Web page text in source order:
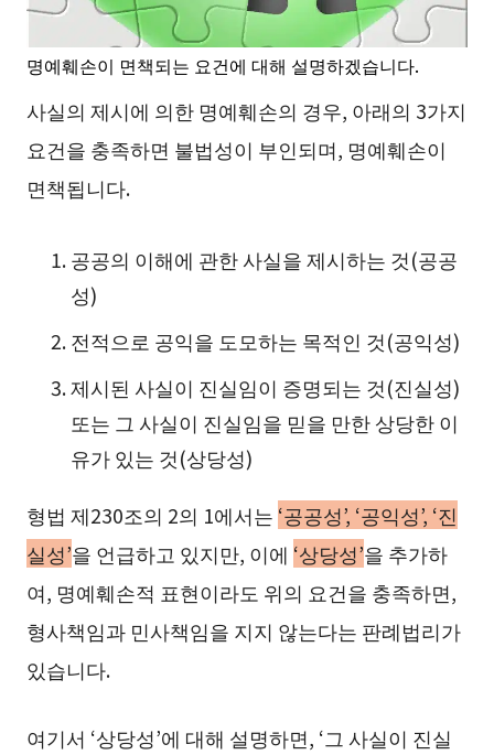
명예훼손이 면책되는 요건에 대해 설명하겠습니다.
사실의 제시에 의한 명예훼손의 경우, 아래의 3가지
요건을 충족하면 불법성이 부인되며, 명예훼손이
면책됩니다.
공공의 이해에 관한 사실을 제시하는 것(공공
성)
전적으로 공익을 도모하는 목적인 것(공익성)
제시된 사실이 진실임이 증명되는 것(진실성)
또는 그 사실이 진실임을 믿을 만한 상당한 이
유가 있는 것(상당성)
형법 제230조의 2의 1에서는 ‘공공성’, ‘공익성’, ‘진
실성’을 언급하고 있지만, 이에 ‘상당성’을 추가하
여, 명예훼손적 표현이라도 위의 요건을 충족하면,
형사책임과 민사책임을 지지 않는다는 판례법리가
있습니다.
여기서 ‘상당성’에 대해 설명하면, ‘그 사실이 진실